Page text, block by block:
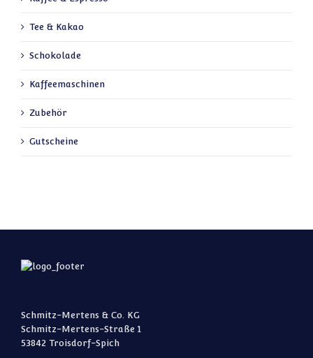
Tee & Kakao
Schokolade
Kaffeemaschinen
Zubehör
Gutscheine
Schmitz-Mertens & Co. KG
Schmitz-Mertens-Straße 1
53842 Troisdorf-Spich